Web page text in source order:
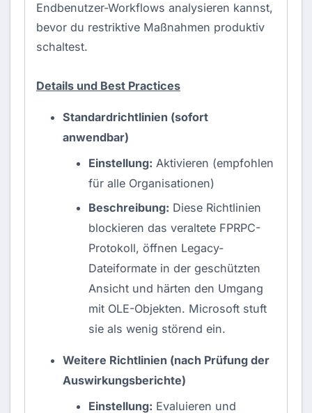
Endbenutzer-Workflows analysieren kannst,
bevor du restriktive Maßnahmen produktiv
schaltest.
Details und Best Practices
Standardrichtlinien (sofort
anwendbar)
Einstellung: Aktivieren (empfohlen
für alle Organisationen)
Beschreibung: Diese Richtlinien
blockieren das veraltete FPRPC-
Protokoll, öffnen Legacy-
Dateiformate in der geschützten
Ansicht und härten den Umgang
mit OLE-Objekten. Microsoft stuft
sie als wenig störend ein.
Weitere Richtlinien (nach Prüfung der
Auswirkungsberichte)
Einstellung: Evaluieren und